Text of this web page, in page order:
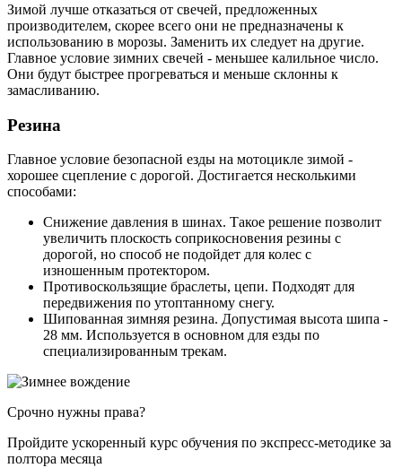
Зимой лучше отказаться от свечей, предложенных
производителем, скорее всего они не предназначены к
использованию в морозы. Заменить их следует на другие.
Главное условие зимних свечей - меньшее калильное число.
Они будут быстрее прогреваться и меньше склонны к
замасливанию.
Резина
Главное условие безопасной езды на мотоцикле зимой -
хорошее сцепление с дорогой. Достигается несколькими
способами:
Снижение давления в шинах. Такое решение позволит
увеличить плоскость соприкосновения резины с
дорогой, но способ не подойдет для колес с
изношенным протектором.
Противоскользящие браслеты, цепи. Подходят для
передвижения по утоптанному снегу.
Шипованная зимняя резина. Допустимая высота шипа -
28 мм. Используется в основном для езды по
специализированным трекам.
Срочно нужны права?
Пройдите ускоренный курс обучения по экспресс-методике за
полтора месяца